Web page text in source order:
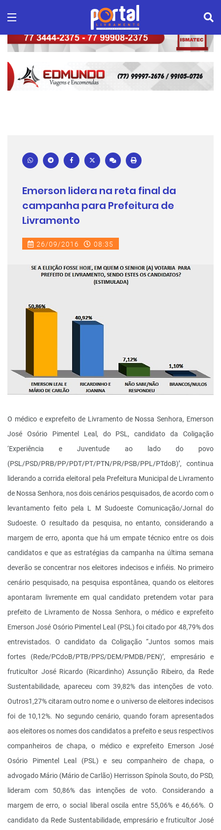
Emerson lidera na reta final da
campanha para Prefeitura de
Livramento
26/09/2016 08:35
O médico e ex­prefeito de Livramento de Nossa Senhora, Emerson
José Osório Pimentel Leal, do PSL, candidato da Coligação
‘Experiência e Juventude ao lado do povo
(PSL/PSD/PRB/PP/PDT/PT/PTN/PR/PSB/PPL/PTdoB)’, continua
liderando a corrida eleitoral pela Prefeitura Municipal de Livramento
de Nossa Senhora, nos dois cenários pesquisados, de acordo com o
levantamento feito pela L M Sudoeste Comunicação/Jornal do
Sudoeste. O resultado da pesquisa, no entanto, considerando a
margem de erro, aponta que há um empate técnico entre os dois
candidatos e que as estratégias da campanha na última semana
deverão se concentrar nos eleitores indecisos e infiéis. No primeiro
cenário pesquisado, na pesquisa espontânea, quando os eleitores
apontaram livremente em qual candidato pretendem votar para
prefeito de Livramento de Nossa Senhora, o médico e exprefeito
Emerson José Osório Pimentel Leal (PSL) foi citado por 48,79% dos
entrevistados. O candidato da Coligação “Juntos somos mais
fortes (Rede/PCdoB/PTB/PPS/DEM/PMDB/PEN)’, empresário e
fruticultor José Ricardo (Ricardinho) Assunção Ribeiro, da Rede
Sustentabilidade, apareceu com 39,82% das intenções de voto.
Outros1,27% citaram outro nome e o universo de eleitores indecisos
foi de 10,12%. No segundo cenário, quando foram apresentados
aos eleitores os nomes dos candidatos a prefeito e seus respectivos
companheiros de chapa, o médico e ex­prefeito Emerson José
Osório Pimentel Leal (PSL) e seu companheiro de chapa, o
advogado Mário (Mário de Carlão) Herrisson Spínola Souto, do PSD,
lideram com 50,86% das intenções de voto. Considerando a
margem de erro, o social liberal oscila entre 55,06% e 46,66%. O
candidato da Rede Sustentabilidade, empresário e fruticultor José